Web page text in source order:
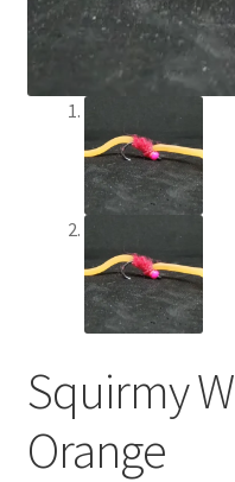
Privatlivspolitik
Squirmy
Orange